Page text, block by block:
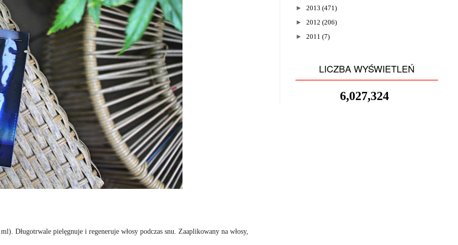
Długotrwale pielęgnuje i regeneruje włosy podczas snu. Zaaplikowany na włosy,
► 2013 (471)
► 2012 (206)
► 2011 (7)
LICZBA WYŚWIETLEŃ
6,027,324